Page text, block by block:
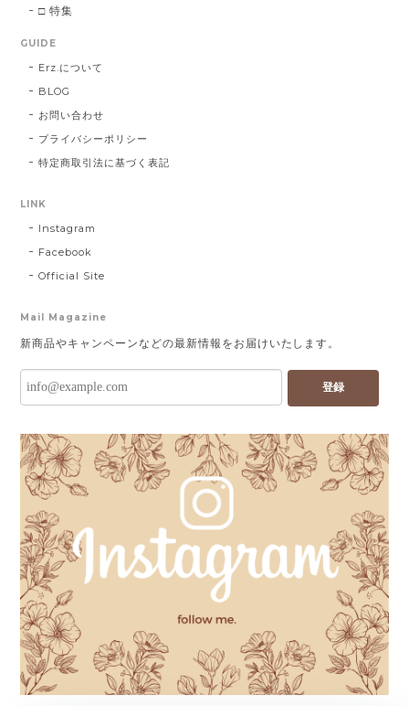
□ 特集
GUIDE
Erz.について
BLOG
お問い合わせ
プライバシーポリシー
特定商取引法に基づく表記
LINK
Instagram
Facebook
Official Site
Mail Magazine
新商品やキャンペーンなどの最新情報をお届けいたします。
登録